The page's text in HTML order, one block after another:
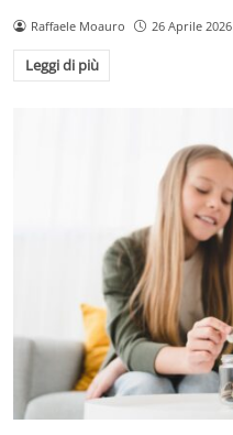
Raffaele Moauro 26 Aprile 2026
Leggi di più